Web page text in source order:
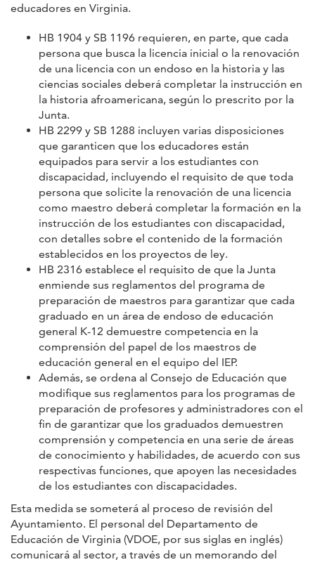
educadores en Virginia.
HB 1904 y SB 1196 requieren, en parte, que cada
persona que busca la licencia inicial o la renovación
de una licencia con un endoso en la historia y las
ciencias sociales deberá completar la instrucción en
la historia afroamericana, según lo prescrito por la
Junta.
HB 2299 y SB 1288 incluyen varias disposiciones
que garanticen que los educadores están
equipados para servir a los estudiantes con
discapacidad, incluyendo el requisito de que toda
persona que solicite la renovación de una licencia
como maestro deberá completar la formación en la
instrucción de los estudiantes con discapacidad,
con detalles sobre el contenido de la formación
establecidos en los proyectos de ley.
HB 2316 establece el requisito de que la Junta
enmiende sus reglamentos del programa de
preparación de maestros para garantizar que cada
graduado en un área de endoso de educación
general K-12 demuestre competencia en la
comprensión del papel de los maestros de
educación general en el equipo del IEP.
Además, se ordena al Consejo de Educación que
modifique sus reglamentos para los programas de
preparación de profesores y administradores con el
fin de garantizar que los graduados demuestren
comprensión y competencia en una serie de áreas
de conocimiento y habilidades, de acuerdo con sus
respectivas funciones, que apoyen las necesidades
de los estudiantes con discapacidades.
Esta medida se someterá al proceso de revisión del
Ayuntamiento. El personal del Departamento de
Educación de Virginia (VDOE, por sus siglas en inglés)
comunicará al sector, a través de un memorando del